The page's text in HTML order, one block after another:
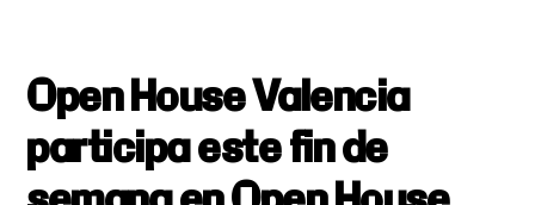
Open House Valencia
participa este fin de